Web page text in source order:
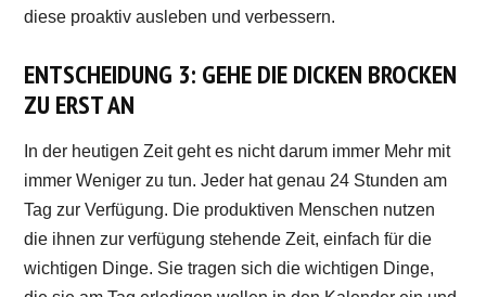
diese proaktiv ausleben und verbessern.
ENTSCHEIDUNG 3: GEHE DIE DICKEN BROCKEN
ZU ERST AN
In der heutigen Zeit geht es nicht darum immer Mehr mit
immer Weniger zu tun. Jeder hat genau 24 Stunden am
Tag zur Verfügung. Die produktiven Menschen nutzen
die ihnen zur verfügung stehende Zeit, einfach für die
wichtigen Dinge. Sie tragen sich die wichtigen Dinge,